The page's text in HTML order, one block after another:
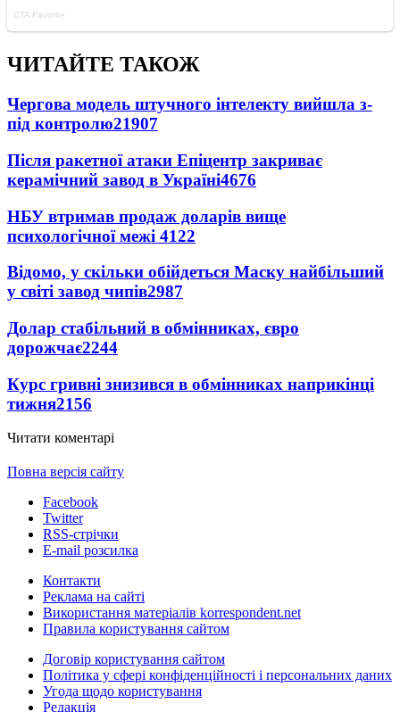
ЧИТАЙТЕ ТАКОЖ
Чергова модель штучного інтелекту вийшла з-
під контролю21907
Після ракетної атаки Епіцентр закриває
керамічний завод в Україні4676
НБУ втримав продаж доларів вище
психологічної межі 4122
Відомо, у скільки обійдеться Маску найбільший
у світі завод чипів2987
Долар стабільний в обмінниках, євро
дорожчає2244
Курс гривні знизився в обмінниках наприкінці
тижня2156
Читати коментарі
Повна версія сайту
Facebook
Twitter
RSS-стрічки
E-mail розсилка
Контакти
Реклама на сайті
Використання матеріалів korrespondent.net
Правила користування сайтом
Договір користування сайтом
Політика у сфері конфіденційності і персональних даних
Угода щодо користування
Редакція